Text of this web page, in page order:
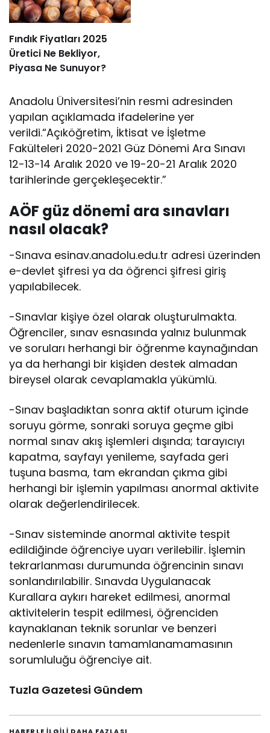
Fındık Fiyatları 2025
Üretici Ne Bekliyor,
Piyasa Ne Sunuyor?
Anadolu Üniversitesi’nin resmi adresinden
yapılan açıklamada ifadelerine yer
verildi.“Açıköğretim, İktisat ve İşletme
Fakülteleri 2020-2021 Güz Dönemi Ara Sınavı
12-13-14 Aralık 2020 ve 19-20-21 Aralık 2020
tarihlerinde gerçekleşecektir.”
AÖF güz dönemi ara sınavları
nasıl olacak?
-Sınava esinav.anadolu.edu.tr adresi üzerinden
e-devlet şifresi ya da öğrenci şifresi giriş
yapılabilecek.
-Sınavlar kişiye özel olarak oluşturulmakta.
Öğrenciler, sınav esnasında yalnız bulunmak
ve soruları herhangi bir öğrenme kaynağından
ya da herhangi bir kişiden destek almadan
bireysel olarak cevaplamakla yükümlü.
-Sınav başladıktan sonra aktif oturum içinde
soruyu görme, sonraki soruya geçme gibi
normal sınav akış işlemleri dışında; tarayıcıyı
kapatma, sayfayı yenileme, sayfada geri
tuşuna basma, tam ekrandan çıkma gibi
herhangi bir işlemin yapılması anormal aktivite
olarak değerlendirilecek.
-Sınav sisteminde anormal aktivite tespit
edildiğinde öğrenciye uyarı verilebilir. İşlemin
tekrarlanması durumunda öğrencinin sınavı
sonlandırılabilir. Sınavda Uygulanacak
Kurallara aykırı hareket edilmesi, anormal
aktivitelerin tespit edilmesi, öğrenciden
kaynaklanan teknik sorunlar ve benzeri
nedenlerle sınavın tamamlanamamasının
sorumluluğu öğrenciye ait.
Tuzla Gazetesi Gündem